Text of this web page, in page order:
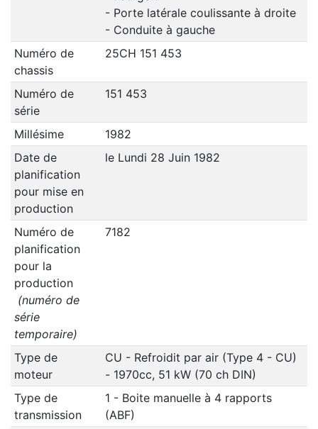
- Porte latérale coulissante à droite
- Conduite à gauche
Numéro de
chassis
25CH 151 453
Numéro de
série
151 453
Millésime
1982
Date de
planification
pour mise en
production
le Lundi 28 Juin 1982
Numéro de
planification
pour la
production
(numéro de
série
temporaire)
7182
Type de
moteur
CU - Refroidit par air (Type 4 - CU)
- 1970cc, 51 kW (70 ch DIN)
Type de
transmission
1 - Boite manuelle à 4 rapports
(ABF)